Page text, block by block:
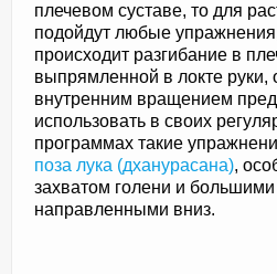
плечевом суставе, то для
подойдут любые
происходит разгибание в
выпрямленной в локте руки,
внутренним вращением
использовать в своих
программах такие
поза лука (дханурасана),
захватом голени и
направленными вниз.